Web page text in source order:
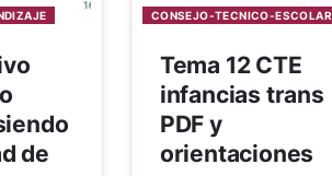
de
CONSEJO-TECNICO-ESCOLAR
Tema 12 CTE
infancias trans
PDF y
orientaciones